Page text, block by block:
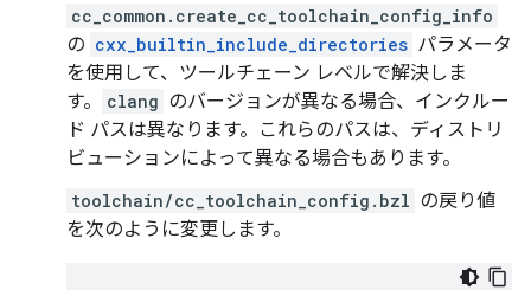
cc_common.create_cc_toolchain_config_info
の cxx_builtin_include_directories パラメータ
を使用して、ツールチェーン レベルで解決しま
す。
clang のバージョンが異なる場合、インクルー
ド パスは異なります。これらのパスは、ディストリ
ビューションによって異なる場合もあります。
toolchain/cc_toolchain_config.bzl の戻り値
を次のように変更します。